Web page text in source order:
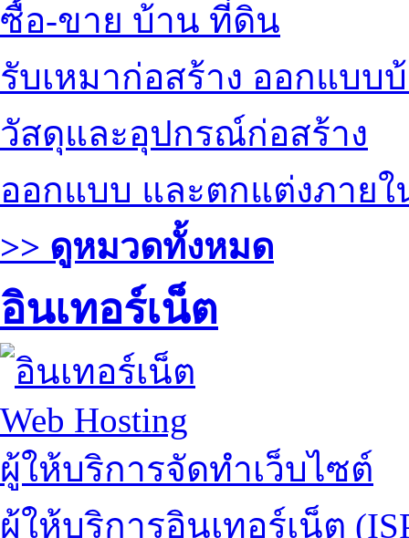
ซื้อ-ขาย บ้าน ที่ดิน
รับเหมาก่อสร้าง ออกแบบ
วัสดุและอุปกรณ์ก่อสร้าง
ออกแบบ และตกแต่งภายใ
>> ดูหมวดทั้งหมด
อินเทอร์เน็ต
Web Hosting
ผู้ให้บริการจัดทำเว็บไซต์
ผู้ให้บริการอินเทอร์เน็ต